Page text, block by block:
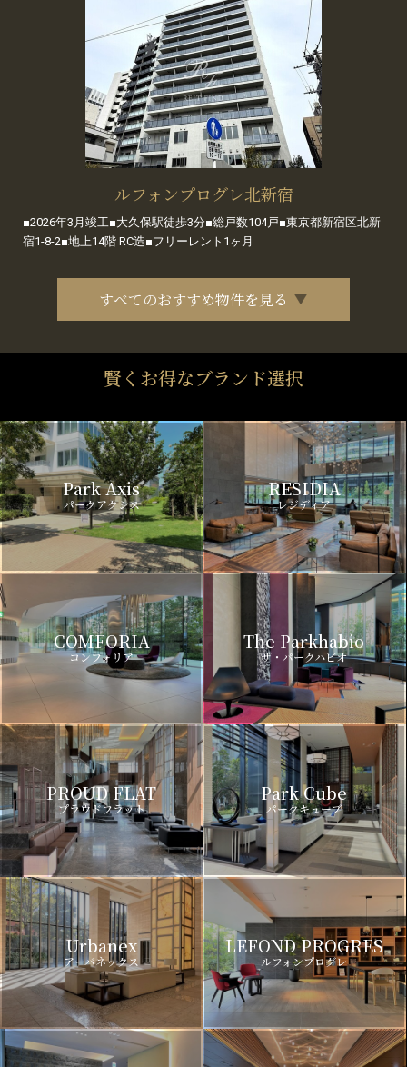
ルフォンプログレ北新宿
■2026年3月竣工■大久保駅徒歩3分■総戸数104戸■東京都新宿区北新
宿1-8-2■地上14階 RC造■フリーレント1ヶ月
すべてのおすすめ物件を見る
賢くお得なブランド選択
Park Axis
パークアクシス
RESIDIA
レジディア
COMFORIA
コンフォリア
The Parkhabio
ザ・パークハビオ
PROUD FLAT
プラウドフラット
Park Cube
パークキューブ
Urbanex
アーバネックス
LEFOND PROGRES
ルフォンプログレ